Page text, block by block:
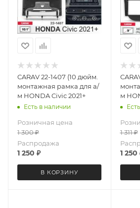
CARAV 22-1407 (10 дюйм.
монтажная рамка для а/
м HONDA Civic 2021+
Есть в наличии
Розничная цена
1 300₽
Распродажа
1 250 ₽
В КОРЗИНУ
м
2000
1 311₽
1 250